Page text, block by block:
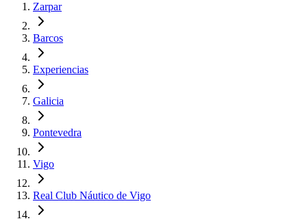
Zarpar
Barcos
Experiencias
Galicia
Pontevedra
Vigo
Real Club Náutico de Vigo